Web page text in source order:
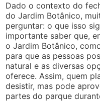
Dado o contexto do
do Jardim Botânico,
perguntar: o que isso
importante saber que,
o Jardim Botânico,
para que as pessoas
natural e as diversas
oferece. Assim, quem
desistir, mas pode
partes do parque